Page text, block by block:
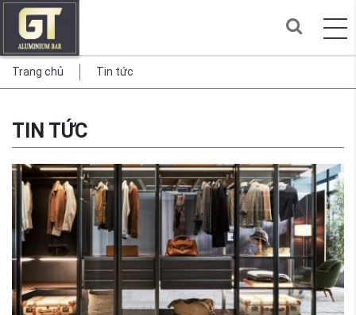
Trang chủ Tin tức
TIN TỨC